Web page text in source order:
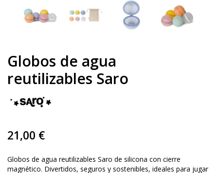
Globos de agua
reutilizables Saro
21,00 €
Globos de agua reutilizables Saro de silicona con cierre
magnético. Divertidos, seguros y sostenibles, ideales para jugar